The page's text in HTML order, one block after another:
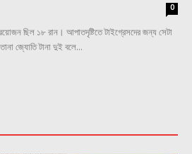
0
ছিল ১৮ রান। আপাতদৃষ্টিতে টাইগ্রেসদের জন্য সেটা
জ্যোতি টানা দুই বলে...